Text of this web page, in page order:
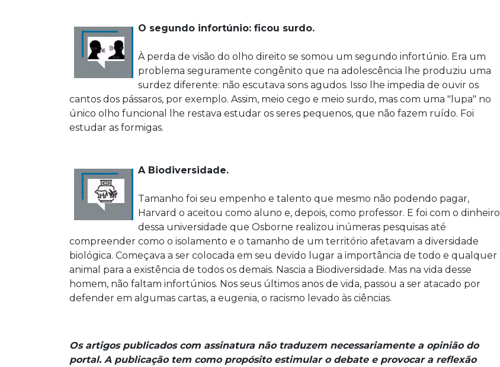
O segundo infortúnio: ficou surdo.
À perda de visão do olho direito se somou um segundo infortúnio. Era um
problema seguramente congênito que na adolescência lhe produziu uma
surdez diferente: não escutava sons agudos. Isso lhe impedia de ouvir os
cantos dos pássaros, por exemplo. Assim, meio cego e meio surdo, mas com uma "lupa" no
único olho funcional lhe restava estudar os seres pequenos, que não fazem ruído. Foi
estudar as formigas.
A Biodiversidade.
Tamanho foi seu empenho e talento que mesmo não podendo pagar,
Harvard o aceitou como aluno e, depois, como professor. E foi com o dinheiro
dessa universidade que Osborne realizou inúmeras pesquisas até
compreender como o isolamento e o tamanho de um território afetavam a diversidade
biológica. Começava a ser colocada em seu devido lugar a importância de todo e qualquer
animal para a existência de todos os demais. Nascia a Biodiversidade. Mas na vida desse
homem, não faltam infortúnios. Nos seus últimos anos de vida, passou a ser atacado por
defender em algumas cartas, a eugenia, o racismo levado às ciências.
Os artigos publicados com assinatura não traduzem necessariamente a opinião do
portal. A publicação tem como propósito estimular o debate e provocar a reflexão